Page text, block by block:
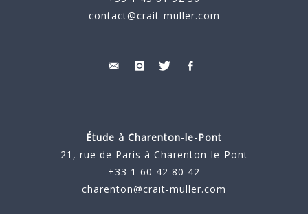
contact@crait-muller.com
Étude à Charenton-le-Pont
21, rue de Paris à Charenton-le-Pont
+33 1 60 42 80 42
charenton@crait-muller.com